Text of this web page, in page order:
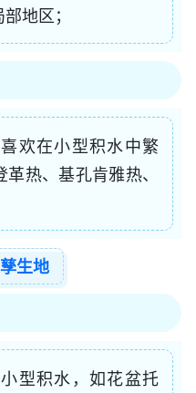
地区；
欢在小型积水中繁
热、基孔肯雅热、
生地
型积水，如花盆托